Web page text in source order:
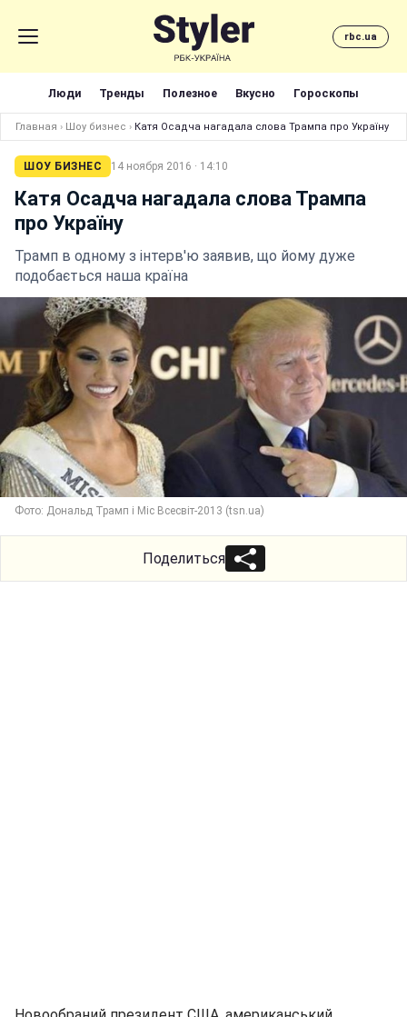
rbc.ua
Люди Тренды Полезное Вкусно Гороскопы
Главная › Шоу бизнес › Катя Осадча нагадала слова Трампа про Україну
ШОУ БИЗНЕС 14 ноября 2016 · 14:10
Катя Осадча нагадала слова Трампа
про Україну
Трамп в одному з інтерв'ю заявив, що йому дуже
подобається наша країна
Фото: Дональд Трамп і Міс Всесвіт-2013 (tsn.ua)
Поделиться